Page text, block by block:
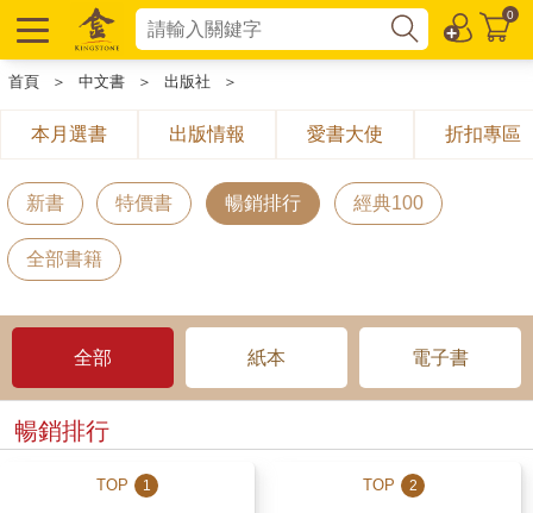
0
首頁 ＞ 中文書 ＞ 出版社 ＞
本月選書 出版情報 愛書大使 折扣專區
新書 特價書 暢銷排行 經典100
全部書籍
全部 紙本 電子書
暢銷排行
TOP 1 TOP 2